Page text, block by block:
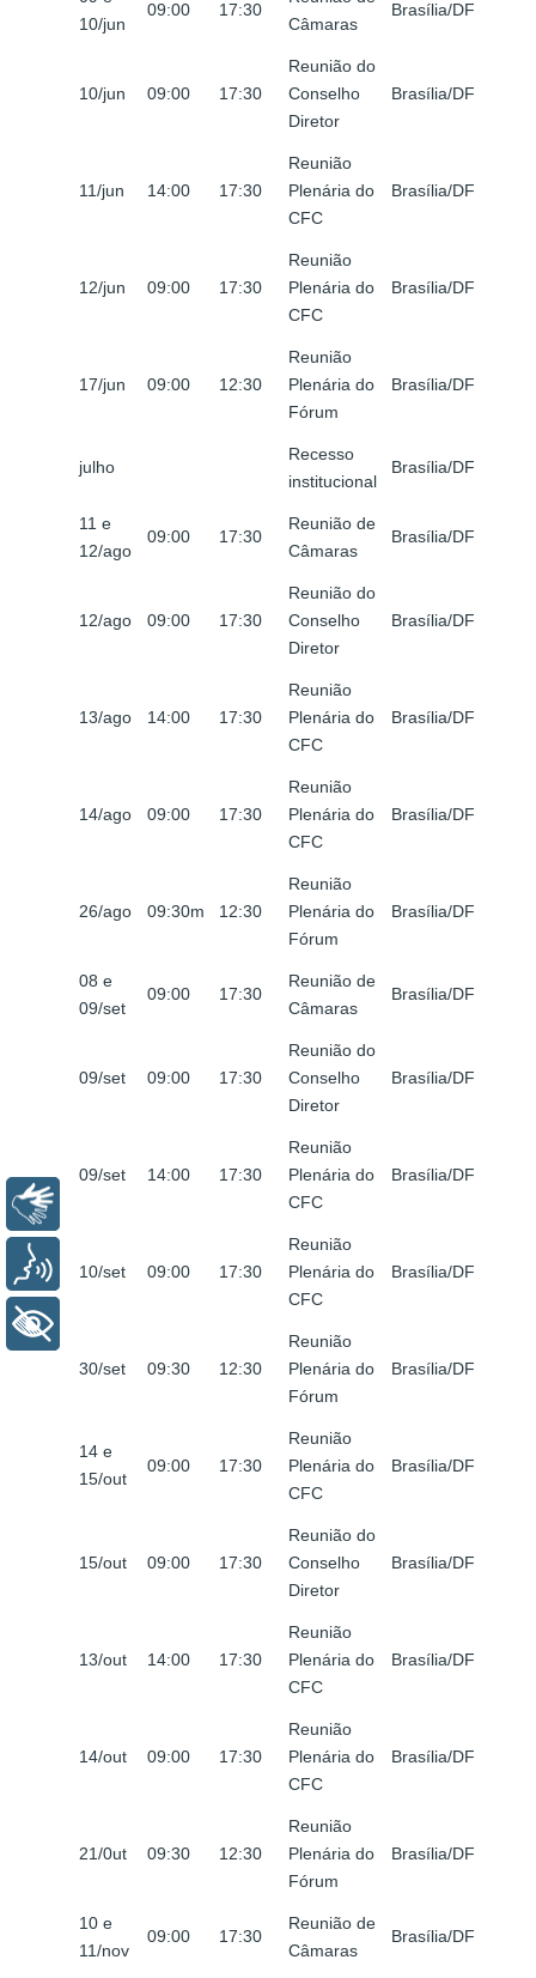
10/jun
09:00 17:30
Câmaras
Brasília/DF
10/jun 09:00 17:30
Reunião do
Conselho
Diretor
Brasília/DF
11/jun 14:00 17:30
Reunião
Plenária do
CFC
Brasília/DF
12/jun 09:00 17:30
Reunião
Plenária do
CFC
Brasília/DF
17/jun 09:00 12:30
Reunião
Plenária do
Fórum
Brasília/DF
julho
Recesso
institucional
Brasília/DF
11 e
12/ago
09:00 17:30
Reunião de
Câmaras
Brasília/DF
12/ago 09:00 17:30
Reunião do
Conselho
Diretor
Brasília/DF
13/ago 14:00 17:30
Reunião
Plenária do
CFC
Brasília/DF
14/ago 09:00 17:30
Reunião
Plenária do
CFC
Brasília/DF
26/ago 09:30m 12:30
Reunião
Plenária do
Fórum
Brasília/DF
08 e
09/set
09:00 17:30
Reunião de
Câmaras
Brasília/DF
09/set 09:00 17:30
Reunião do
Conselho
Diretor
Brasília/DF
09/set 14:00 17:30
Reunião
Plenária do
CFC
Brasília/DF
10/set 09:00 17:30
Reunião
Plenária do
CFC
Brasília/DF
30/set 09:30 12:30
Reunião
Plenária do
Fórum
Brasília/DF
14 e
15/out
09:00 17:30
Reunião
Plenária do
CFC
Brasília/DF
15/out 09:00 17:30
Reunião do
Conselho
Diretor
Brasília/DF
13/out 14:00 17:30
Reunião
Plenária do
CFC
Brasília/DF
14/out 09:00 17:30
Reunião
Plenária do
CFC
Brasília/DF
21/0ut 09:30 12:30
Reunião
Plenária do
Fórum
Brasília/DF
10 e
11/nov
09:00 17:30
Reunião de
Câmaras
Brasília/DF
Voz